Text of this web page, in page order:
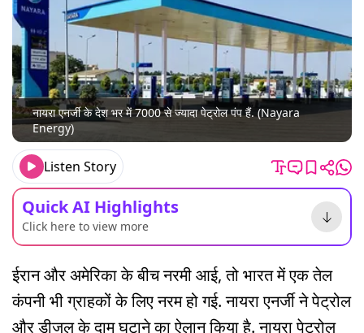
नायरा एनर्जी के देश भर में 7000 से ज्यादा पेट्रोल पंप हैं. (Nayara
Energy)
Listen Story
Quick AI Highlights
Click here to view more
ईरान और अमेरिका के बीच नरमी आई, तो भारत में एक तेल
कंपनी भी ग्राहकों के लिए नरम हो गई. नायरा एनर्जी ने पेट्रोल
और डीजल के दाम घटाने का ऐलान किया है. नायरा पेट्रोल